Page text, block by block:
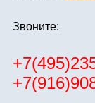
Звоните: